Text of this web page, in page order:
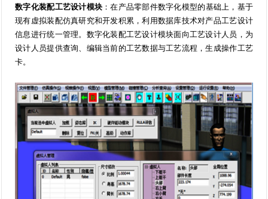
数字化装配工艺设计模块 ：在产品零部件数字化模型的基础上，基于
现有虚拟装配仿真研究和开发积累，利用数据库技术对产品工艺设计
信息进行统一管理。数字化装配工艺设计模块面向工艺设计人员，为
设计人员提供查询、编辑当前的工艺数据与工艺流程，生成操作工艺
卡。